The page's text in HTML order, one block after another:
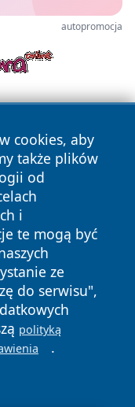
autopromocja
cookies, aby
także plików
od
i
te mogą być
ze
do serwisu",
polityką
.
prawa
Polityka
Cookies